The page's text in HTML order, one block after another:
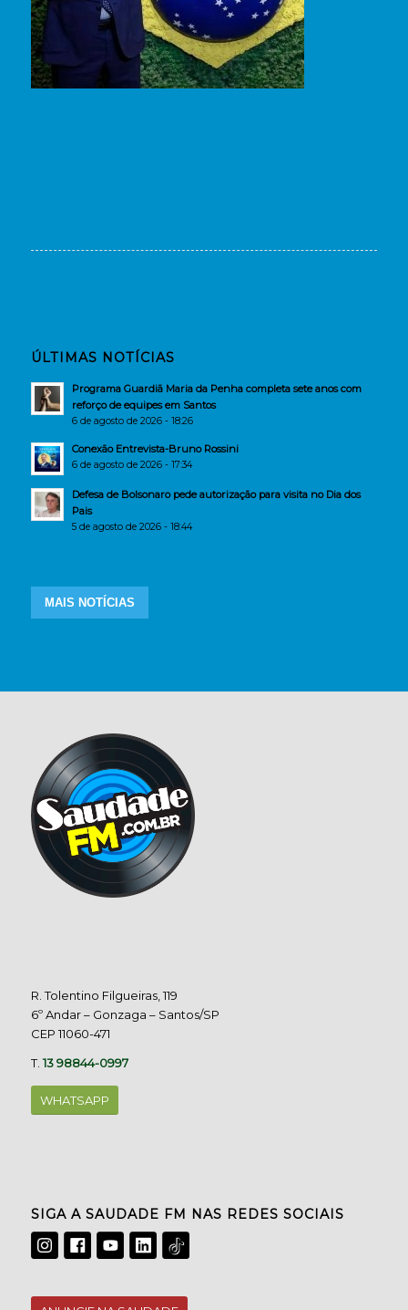
ÚLTIMAS NOTÍCIAS
Programa Guardiã Maria da Penha completa sete anos com
reforço de equipes em Santos
6 de agosto de 2026 - 18:26
Conexão Entrevista-Bruno Rossini
6 de agosto de 2026 - 17:34
Defesa de Bolsonaro pede autorização para visita no Dia dos
Pais
5 de agosto de 2026 - 18:44
MAIS NOTÍCIAS
R. Tolentino Filgueiras, 119
6º Andar – Gonzaga – Santos/SP
CEP 11060-471
T.13 98844-0997
WHATSAPP
SIGA A SAUDADE FM NAS REDES SOCIAIS